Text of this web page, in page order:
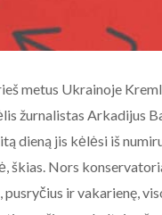
metus Ukrainoje
žurnalistas Arkadijus
dieną jis kėlėsi iš
škias. Nors
ir vakarienę,